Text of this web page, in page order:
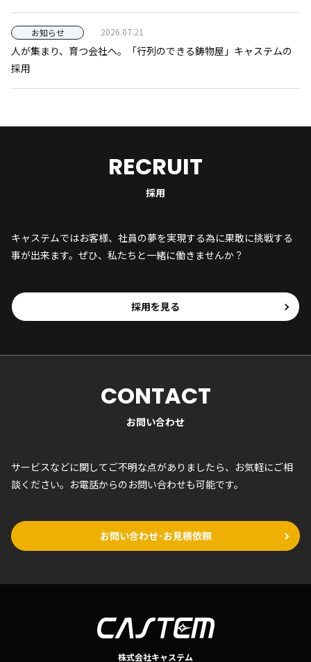
お知らせ 2026.07.21
人が集まり、育つ会社へ。「行列のできる鋳物屋」キャステムの
採用
RECRUIT
採用
キャステムではお客様、社員の夢を実現する為に果敢に挑戦する
事が出来ます。ぜひ、私たちと一緒に働きませんか？
採用を見る
CONTACT
お問い合わせ
サービスなどに関してご不明な点がありましたら、お気軽にご相
談ください。お電話からのお問い合わせも可能です。
お問い合わせ･お見積依頼
株式会社キャステム